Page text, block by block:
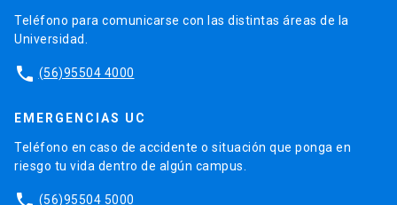
Teléfono para comunicarse con las distintas áreas de la
Universidad.
phone (56)95504 4000
EMERGENCIAS UC
Teléfono en caso de accidente o situación que ponga en
riesgo tu vida dentro de algún campus.
(56)95504 5000